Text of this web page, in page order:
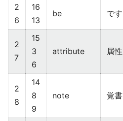
2
6
16
13
be です
2
7
15
3
6
attribute 属性
2
8
14
8
9
note 覚書